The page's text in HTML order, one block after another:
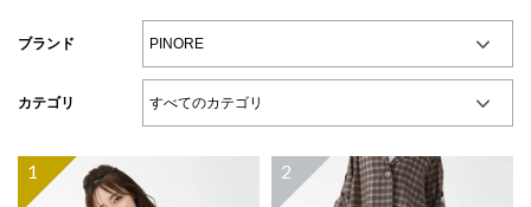
ブランド
カテゴリ
1 2